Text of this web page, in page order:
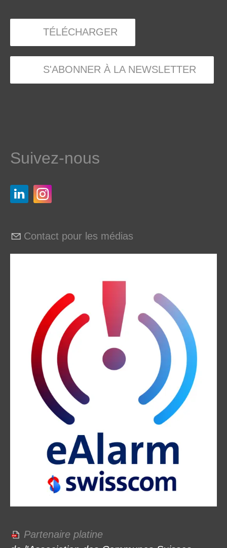
TÉLÉCHARGER
S'ABONNER À LA NEWSLETTER
Suivez-nous
Contact pour les médias
Partenaire platine